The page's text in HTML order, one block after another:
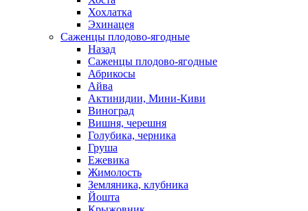
Хохлатка
Эхинацея
Саженцы плодово-ягодные
Назад
Саженцы плодово-ягодные
Абрикосы
Айва
Актинидии, Мини-Киви
Виноград
Вишня, черешня
Голубика, черника
Груша
Ежевика
Жимолость
Земляника, клубника
Йошта